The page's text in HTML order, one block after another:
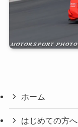
ホーム
はじめての方へ